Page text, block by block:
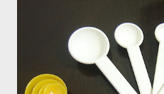
含量超標的跡象。 此外在壓力環
能引起生物鹼含量倍增，甚至到
毫克生物鹼)的三倍。 (書中提到
很了解壓力環境的定義，歡迎